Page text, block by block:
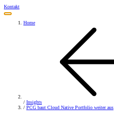
Kontakt
Home
/ Insights
/ PCG baut Cloud Native Portfolio weiter aus